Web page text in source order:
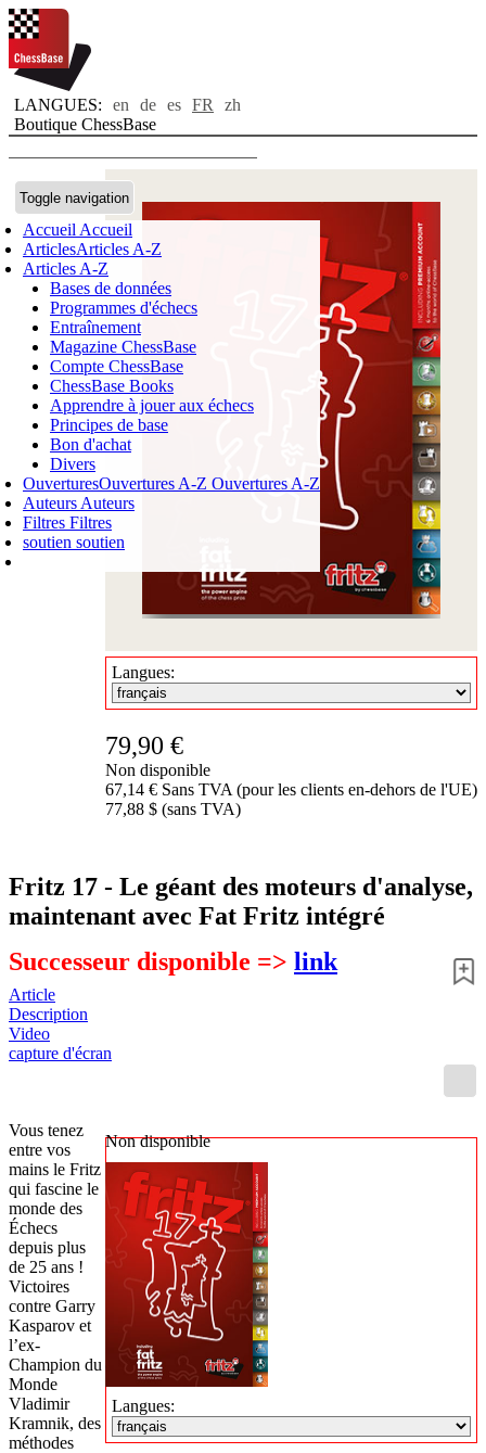
LANGUES: en de es FR
zh
Boutique ChessBase
Toggle navigation
Accueil Accueil
ArticlesArticles A-Z
Articles A-Z
Bases de données
Programmes d'échecs
Entraînement
Magazine ChessBase
Compte ChessBase
ChessBase Books
Apprendre à jouer aux échecs
Principes de base
Bon d'achat
Divers
OuverturesOuvertures A-Z Ouvertures A-Z
Auteurs Auteurs
Filtres Filtres
soutien soutien
Login
PANIER D'ACHATS
0ARTICLE
✔
Langues:
79,90 €
Non disponible
67,14 € Sans TVA (pour les clients en-dehors de l'UE)
77,88 $ (sans TVA)
Fritz 17 - Le géant des moteurs d'analyse,
maintenant avec Fat Fritz intégré
Successeur disponible => link
Article
Description
Video
capture d'écran
Non disponible
Langues:
Vous tenez
entre vos
mains le Fritz
qui fascine le
monde des
Échecs
depuis plus
de 25 ans !
Victoires
contre Garry
Kasparov et
l’ex-
Champion du
Monde
Vladimir
Kramnik, des
méthodes